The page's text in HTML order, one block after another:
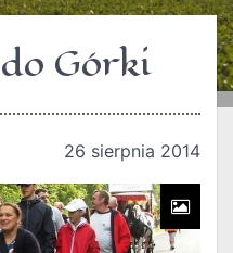
Górki
26 sierpnia 2014